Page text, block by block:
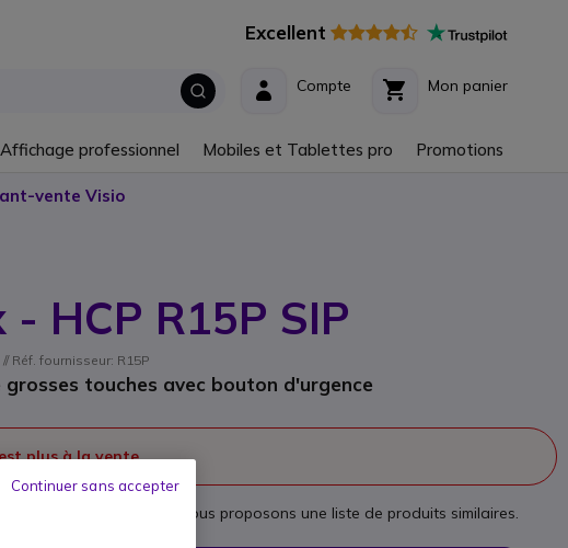
Excellent
Mon panier
Compte
professionnel Mobiles et Tablettes pro Promotions
vente Visio
HCP R15P SIP
Réf. fournisseur: R15P
grosses touches avec bouton d'urgence
plus à la vente
à vos besoins, nous vous proposons une liste de produits similaires.
Continuer sans accepter